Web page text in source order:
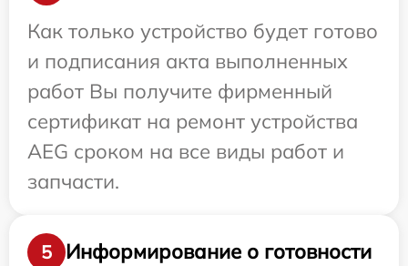
Как только устройство будет готово
и подписания акта выполненных
работ Вы получите фирменный
сертификат на ремонт устройства
AEG сроком на все виды работ и
запчасти.
5
Информирование о готовности